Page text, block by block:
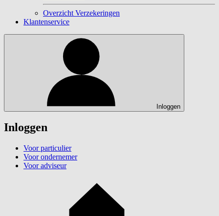
Overzicht Verzekeringen
Klantenservice
Inloggen
Inloggen
Voor particulier
Voor ondernemer
Voor adviseur